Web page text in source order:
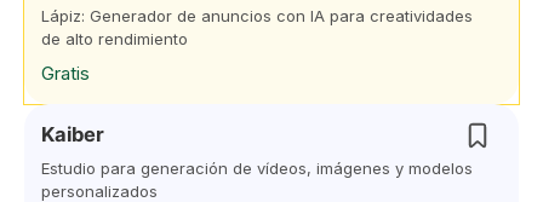
Lápiz: Generador de anuncios con IA para creatividades
de alto rendimiento
Gratis
Kaiber
Estudio para generación de vídeos, imágenes y modelos
personalizados